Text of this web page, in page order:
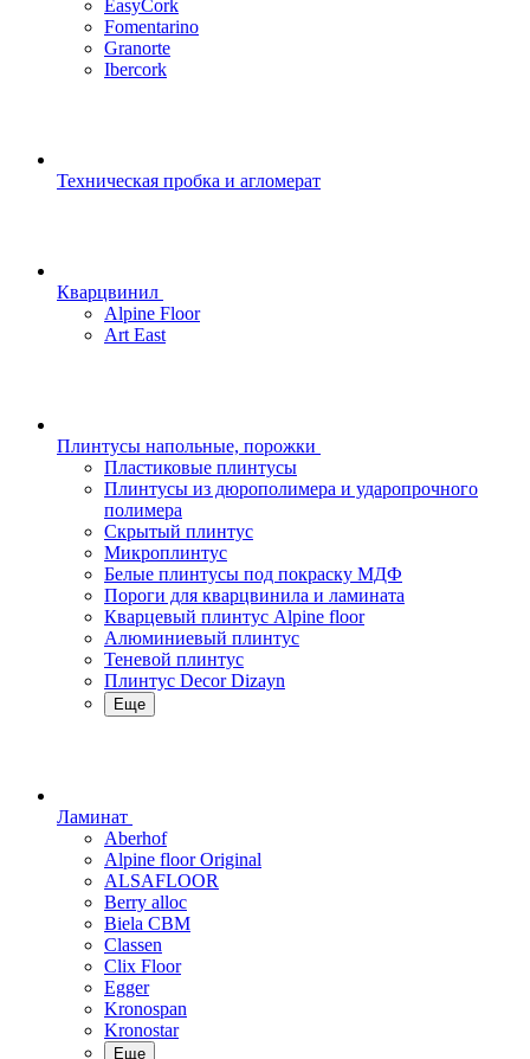
EasyCork
Fomentarino
Granorte
Ibercork
Техническая пробка и агломерат
Кварцвинил
Alpine Floor
Art East
Плинтусы напольные, порожки
Пластиковые плинтусы
Плинтусы из дюрополимера и ударопрочного
полимера
Скрытый плинтус
Микроплинтус
Белые плинтусы под покраску МДФ
Пороги для кварцвинила и ламината
Кварцевый плинтус Alpine floor
Алюминиевый плинтус
Теневой плинтус
Плинтус Decor Dizayn
Еще
Ламинат
Aberhof
Alpine floor Original
ALSAFLOOR
Berry alloc
Biela CBM
Classen
Clix Floor
Egger
Kronospan
Kronostar
Еще